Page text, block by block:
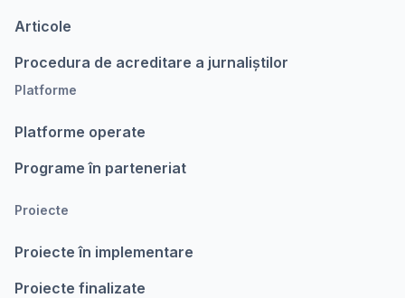
Articole
Procedura de acreditare a jurnaliștilor
Platforme
Platforme operate
Programe în parteneriat
Proiecte
Proiecte în implementare
Proiecte finalizate